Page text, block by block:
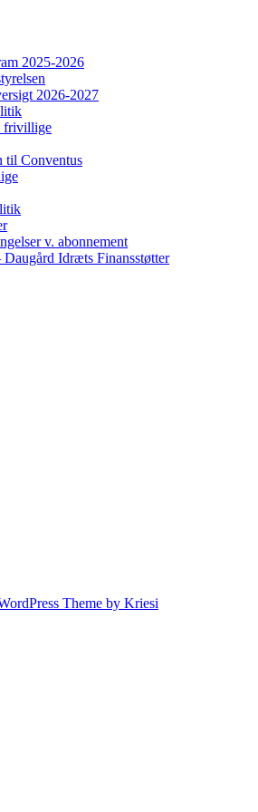
2025-2026
2026-2027
frivillige
til Conventus
v. abonnement
Idræts Finansstøtter
Theme by Kriesi